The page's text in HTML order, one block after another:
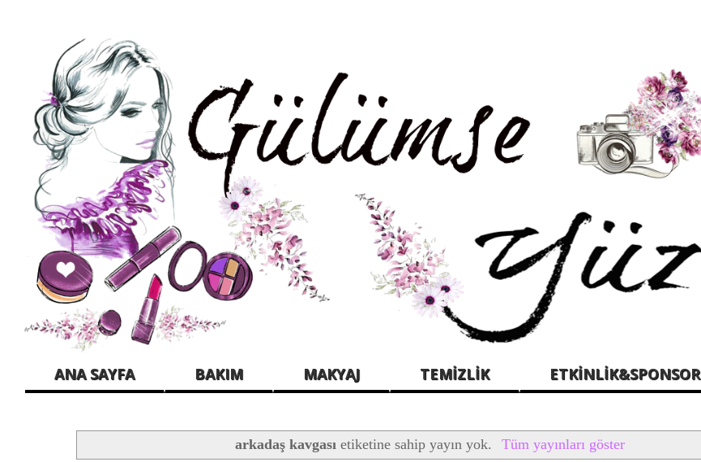
ANA SAYFA BAKIM MAKYAJ TEMİZLİK ETKİNLİK&SPONSOR
arkadaş kavgası etiketine sahip yayın yok. Tüm yayınları göster